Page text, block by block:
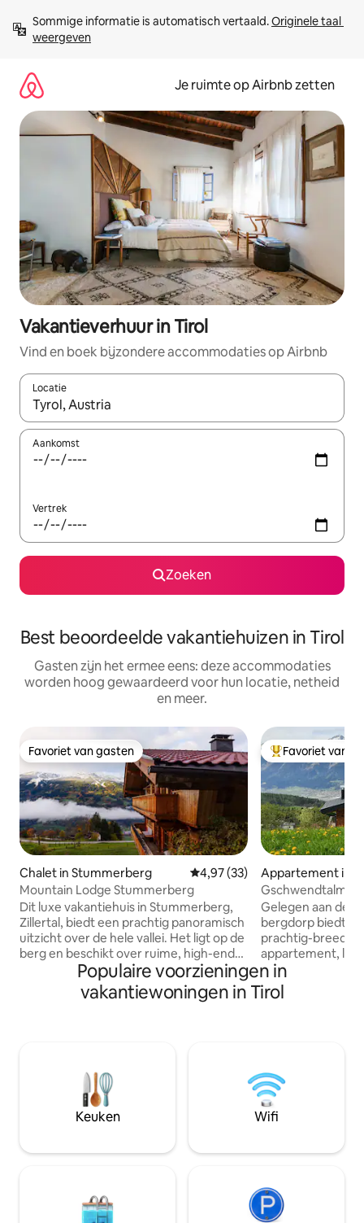
direct
naar
Sommige informatie is automatisch vertaald. Originele taal
weergeven
Je ruimte op Airbnb zetten
Vakantieverhuur in Tirol
Vind en boek bijzondere accommodaties op Airbnb
Locatie
Wanneer er suggesties beschikbaar zijn, maak je een keuze
Aankomst
Vertrek
Zoeken
Best beoordeelde vakantiehuizen in Tirol
Gasten zijn het ermee eens: deze accommodaties
worden hoog gewaardeerd voor hun locatie, netheid
en meer.
Favoriet van gasten
Favoriet van gasten
Chalet in Stummerberg Gemiddelde beoordeling van
4,97 (33)
Mountain Lodge Stummerberg
Dit luxe vakantiehuis in Stummerberg,
Zillertal, biedt een prachtig panoramisch
uitzicht over de hele vallei. Het ligt op de
berg en beschikt over ruime, high-end
maar gezellige kamers, die elegantie
combineren met alpine charme. De
rustige, schilderachtige omgeving biedt
vanuit de woning. Ideaal voor diegenen
die op zoek zijn naar een rustig, stijlvol
toevluchtsoord te midden van de
schoonheid van de bergen van Tirol.
Topfavoriet van
Favoriet van
Appartement in
Land
Gschwendtalm-
Take-Time
Gelegen aan de
bergdorp biedt
prachtig-breed
appartement,
van traditie en
kalmeren en je
opladen. Een
zich thuis voelen. WIFI, tv, BT-boxen,
parkeerplaats
voor de sauna
vergoeding. De
Populaire voorzieningen in
vakantiewoningen in Tirol
Keuken Wifi